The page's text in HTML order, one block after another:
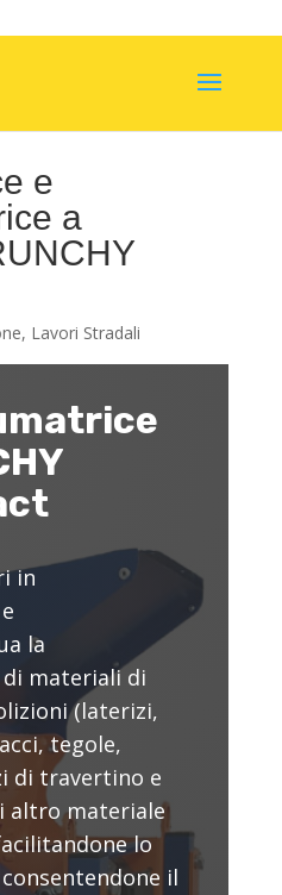
e
a
, Lavori Stradali
in
la
materiali di
(laterizi,
tegole,
di travertino e
altro materiale
lo
il